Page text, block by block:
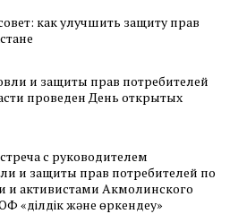
как улучшить защиту прав
и защиты прав потребителей
проведен День открытых
с руководителем
и защиты прав потребителей по
и активистами Акмолинского
«Әділдік және өркендеу»